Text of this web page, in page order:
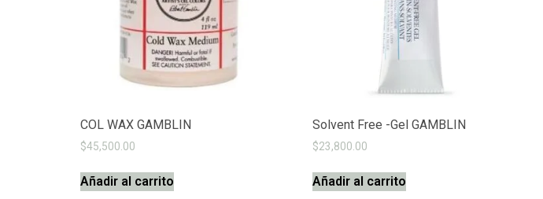
COL WAX GAMBLIN
$45,500.00
Añadir al carrito
Solvent Free -Gel GAMBLIN
$23,800.00
Añadir al carrito